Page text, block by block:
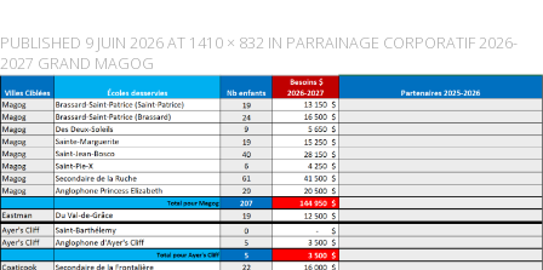
PUBLISHED 9 JUIN 2026AT 1410 × 832 IN PARRAINAGE CORPORATIF 2026-
2027 GRAND MAGOG